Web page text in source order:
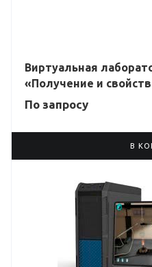
Виртуальная
«Получение и
По запросу
В